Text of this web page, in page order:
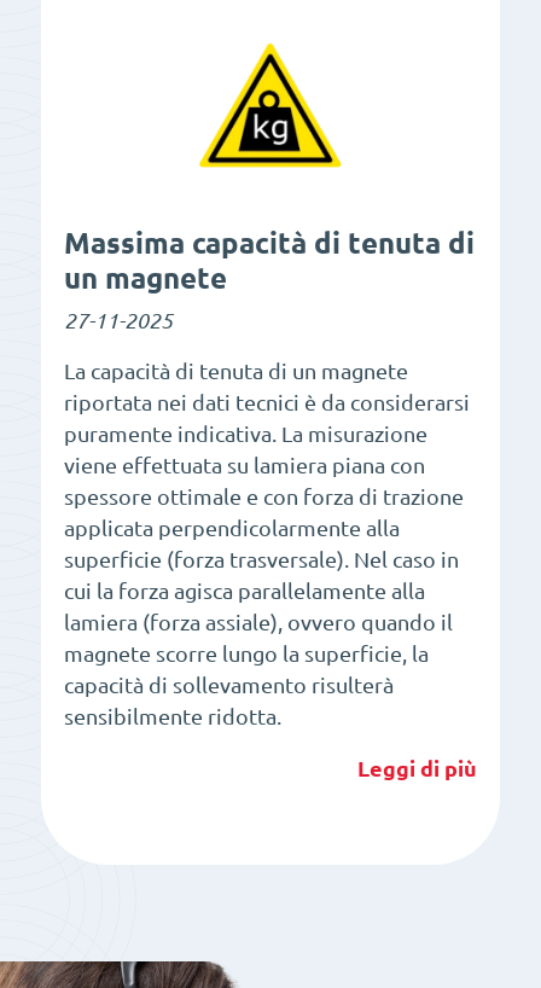
Massima capacità di tenuta di
un magnete
27-11-2025
La capacità di tenuta di un magnete
riportata nei dati tecnici è da considerarsi
puramente indicativa. La misurazione
viene effettuata su lamiera piana con
spessore ottimale e con forza di trazione
applicata perpendicolarmente alla
superficie (forza trasversale). Nel caso in
cui la forza agisca parallelamente alla
lamiera (forza assiale), ovvero quando il
magnete scorre lungo la superficie, la
capacità di sollevamento risulterà
sensibilmente ridotta.
Leggi di più